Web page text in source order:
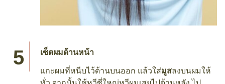
เซ็ตผมด้านหน้า
แกะผมที่หนีบไว้ด้านบนออก แล้วใส่มูสลงบนผมให้